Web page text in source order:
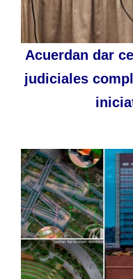
Acuerdan dar
judiciales